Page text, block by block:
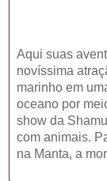
Aqui suas
novíssima
marinho em
oceano por
show da
com animais.
na Manta, a